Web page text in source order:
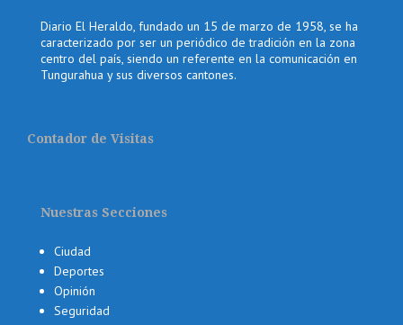
Diario El Heraldo, fundado un 15 de marzo de 1958, se ha
caracterizado por ser un periódico de tradición en la zona
centro del país, siendo un referente en la comunicación en
Tungurahua y sus diversos cantones.
Contador de Visitas
Nuestras Secciones
Ciudad
Deportes
Opinión
Seguridad